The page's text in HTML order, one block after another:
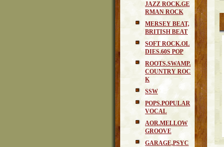
JAZZ ROCK.GE
RMAN ROCK
MERSEY BEAT,
BRITISH BEAT
SOFT ROCK.OL
DIES.60S POP
ROOTS.SWAMP.
COUNTRY ROC
K
SSW
POPS.POPULAR
VOCAL
AOR.MELLOW
GROOVE
GARAGE,PSYC